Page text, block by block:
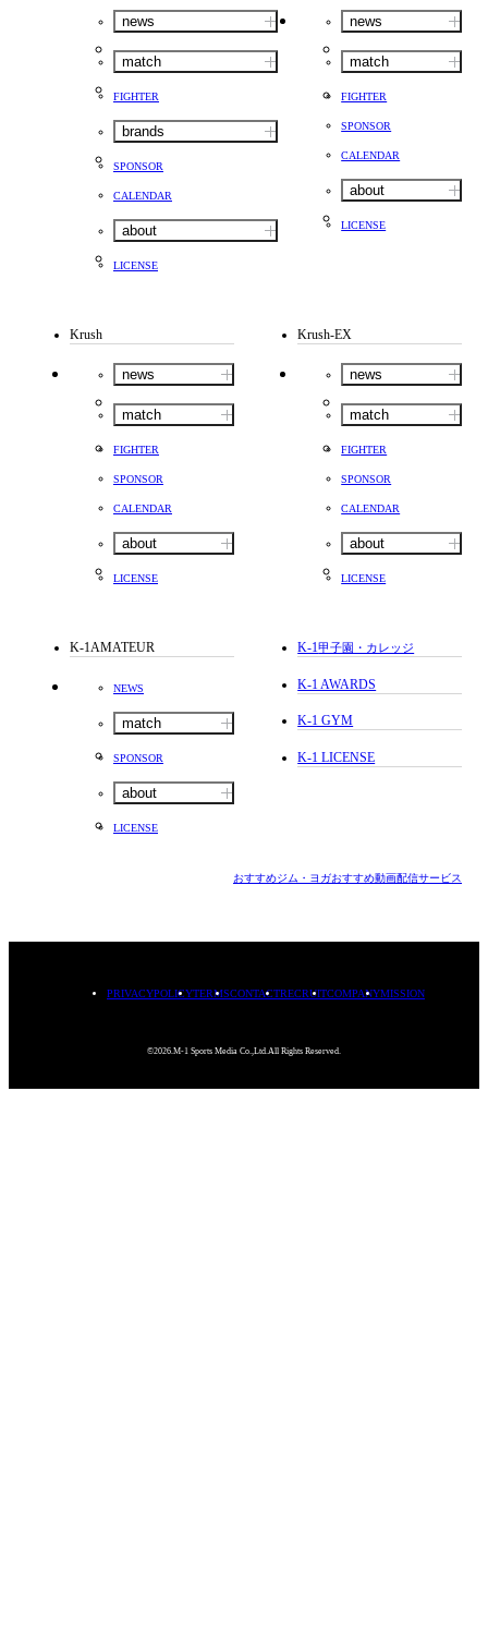
news
match
FIGHTER
brands
SPONSOR
CALENDAR
about
LICENSE
news
match
FIGHTER
SPONSOR
CALENDAR
about
LICENSE
Krush
news
match
FIGHTER
SPONSOR
CALENDAR
about
LICENSE
Krush-EX
news
match
FIGHTER
SPONSOR
CALENDAR
about
LICENSE
K-1AMATEUR
NEWS
match
SPONSOR
about
LICENSE
K-1甲子園・カレッジ
K-1 AWARDS
K-1 GYM
K-1 LICENSE
おすすめジム・ヨガおすすめ動画配信サービス
PRIVACYPOLICYTERMSCONTACTRECRUITCOMPANYMISSION
©2026.M-1 Sports Media Co.,Ltd.All Rights Reserved.